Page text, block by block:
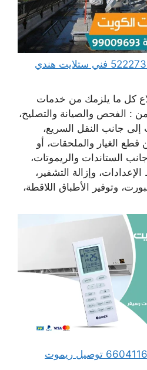
فني ستلايت المطلاع 52227330 فني ستلايت هندي
كل ما يلزمك من خدمات
: الفحص والصيانة والتصليح،
جانب النقل السريع،
قطع الغيار والملحقات، أو
الستاندات والريموتات،
وإزالة التشفير،
وتوفير الأطباق اللاقطة،
توصيل ريموت للمنزل 66041166 توصيل ريموت